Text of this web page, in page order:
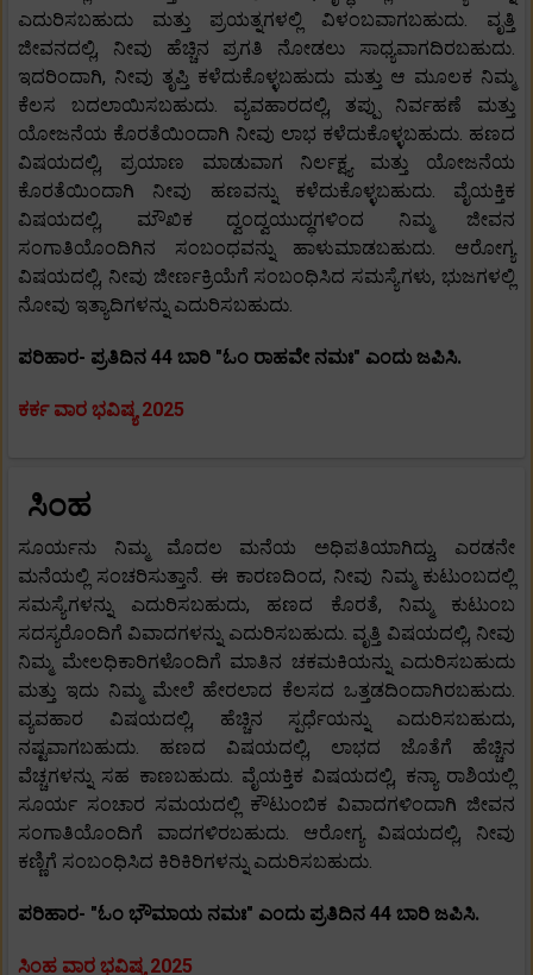
ಎದುರಿಸಬಹುದು ಮತ್ತು ಪ್ರಯತ್ನಗಳಲ್ಲಿ ವಿಳಂಬವಾಗಬಹುದು. ವೃತ್ತಿ
ಜೀವನದಲ್ಲಿ, ನೀವು ಹೆಚ್ಚಿನ ಪ್ರಗತಿ ನೋಡಲು ಸಾಧ್ಯವಾಗದಿರಬಹುದು.
ಇದರಿಂದಾಗಿ, ನೀವು ತೃಪ್ತಿ ಕಳೆದುಕೊಳ್ಳಬಹುದು ಮತ್ತು ಆ ಮೂಲಕ ನಿಮ್ಮ
ಕೆಲಸ ಬದಲಾಯಿಸಬಹುದು. ವ್ಯವಹಾರದಲ್ಲಿ, ತಪ್ಪು ನಿರ್ವಹಣೆ ಮತ್ತು
ಯೋಜನೆಯ ಕೊರತೆಯಿಂದಾಗಿ ನೀವು ಲಾಭ ಕಳೆದುಕೊಳ್ಳಬಹುದು. ಹಣದ
ವಿಷಯದಲ್ಲಿ, ಪ್ರಯಾಣ ಮಾಡುವಾಗ ನಿರ್ಲಕ್ಷ್ಯ ಮತ್ತು ಯೋಜನೆಯ
ಕೊರತೆಯಿಂದಾಗಿ ನೀವು ಹಣವನ್ನು ಕಳೆದುಕೊಳ್ಳಬಹುದು. ವೈಯಕ್ತಿಕ
ವಿಷಯದಲ್ಲಿ, ಮೌಖಿಕ ದ್ವಂದ್ವಯುದ್ಧಗಳಿಂದ ನಿಮ್ಮ ಜೀವನ
ಸಂಗಾತಿಯೊಂದಿಗಿನ ಸಂಬಂಧವನ್ನು ಹಾಳುಮಾಡಬಹುದು. ಆರೋಗ್ಯ
ವಿಷಯದಲ್ಲಿ, ನೀವು ಜೀರ್ಣಕ್ರಿಯೆಗೆ ಸಂಬಂಧಿಸಿದ ಸಮಸ್ಯೆಗಳು, ಭುಜಗಳಲ್ಲಿ
ನೋವು ಇತ್ಯಾದಿಗಳನ್ನು ಎದುರಿಸಬಹುದು.
ಪರಿಹಾರ- ಪ್ರತಿದಿನ 44 ಬಾರಿ "ಓಂ ರಾಹವೇ ನಮಃ" ಎಂದು ಜಪಿಸಿ.
ಕರ್ಕ ವಾರ ಭವಿಷ್ಯ 2025
ಸಿಂಹ
ಸೂರ್ಯನು ನಿಮ್ಮ ಮೊದಲ ಮನೆಯ ಅಧಿಪತಿಯಾಗಿದ್ದು, ಎರಡನೇ
ಮನೆಯಲ್ಲಿ ಸಂಚರಿಸುತ್ತಾನೆ. ಈ ಕಾರಣದಿಂದ, ನೀವು ನಿಮ್ಮ ಕುಟುಂಬದಲ್ಲಿ
ಸಮಸ್ಯೆಗಳನ್ನು ಎದುರಿಸಬಹುದು, ಹಣದ ಕೊರತೆ, ನಿಮ್ಮ ಕುಟುಂಬ
ಸದಸ್ಯರೊಂದಿಗೆ ವಿವಾದಗಳನ್ನು ಎದುರಿಸಬಹುದು. ವೃತ್ತಿ ವಿಷಯದಲ್ಲಿ, ನೀವು
ನಿಮ್ಮ ಮೇಲಧಿಕಾರಿಗಳೊಂದಿಗೆ ಮಾತಿನ ಚಕಮಕಿಯನ್ನು ಎದುರಿಸಬಹುದು
ಮತ್ತು ಇದು ನಿಮ್ಮ ಮೇಲೆ ಹೇರಲಾದ ಕೆಲಸದ ಒತ್ತಡದಿಂದಾಗಿರಬಹುದು.
ವ್ಯವಹಾರ ವಿಷಯದಲ್ಲಿ, ಹೆಚ್ಚಿನ ಸ್ಪರ್ಧೆಯನ್ನು ಎದುರಿಸಬಹುದು,
ನಷ್ಟವಾಗಬಹುದು. ಹಣದ ವಿಷಯದಲ್ಲಿ, ಲಾಭದ ಜೊತೆಗೆ ಹೆಚ್ಚಿನ
ವೆಚ್ಚಗಳನ್ನು ಸಹ ಕಾಣಬಹುದು. ವೈಯಕ್ತಿಕ ವಿಷಯದಲ್ಲಿ, ಕನ್ಯಾ ರಾಶಿಯಲ್ಲಿ
ಸೂರ್ಯ ಸಂಚಾರ ಸಮಯದಲ್ಲಿ ಕೌಟುಂಬಿಕ ವಿವಾದಗಳಿಂದಾಗಿ ಜೀವನ
ಸಂಗಾತಿಯೊಂದಿಗೆ ವಾದಗಳಿರಬಹುದು. ಆರೋಗ್ಯ ವಿಷಯದಲ್ಲಿ, ನೀವು
ಕಣ್ಣಿಗೆ ಸಂಬಂಧಿಸಿದ ಕಿರಿಕಿರಿಗಳನ್ನು ಎದುರಿಸಬಹುದು.
ಪರಿಹಾರ- "ಓಂ ಭೌಮಾಯ ನಮಃ" ಎಂದು ಪ್ರತಿದಿನ 44 ಬಾರಿ ಜಪಿಸಿ.
ಸಿಂಹ ವಾರ ಭವಿಷ್ಯ 2025